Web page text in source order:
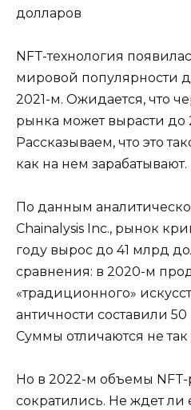
долларов
NFT-технология
мировой популярности
2021-м. Ожидается, что
рынка может вырасти до
Рассказываем, что это
как на нем зарабатывают.
По данным
Chainalysis Inc., рынок
году вырос до 41 млрд
сравнения: в 2020-м
«традиционного»
античности составили
Суммы отличаются не
Но в 2022-м объемы
сократились. Не ждет ли